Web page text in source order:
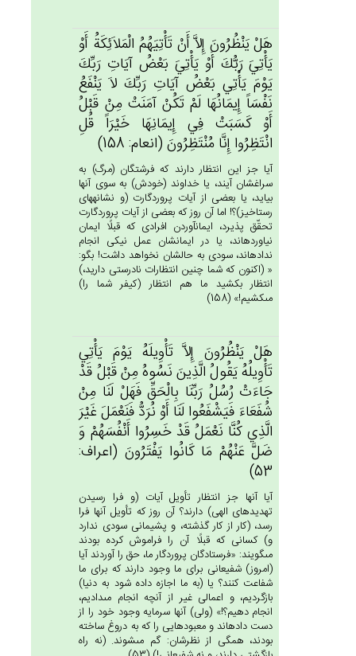
هَل‌ْ يَنْظُرُون‌َ إِلاَّ أَنْ‌ تَأْتِيَهُم‌ُ الْمَلاَئِكَة‌ُ أَوْ
يَأْتِي‌َ رَبُّك‌َ أَوْ يَأْتِي‌َ بَعْض‌ُ آيَات‌ِ رَبِّك‌َ
يَوْم‌َ يَأْتِي‌ بَعْض‌ُ آيَات‌ِ رَبِّك‌َ لاَ يَنْفَع‌ُ
نَفْسَاً إِيمَانُهَا لَم‌ْ تَكُن‌ْ آمَنَت‌ْ مِنْ‌ قَبْل‌ُ
أَوْ كَسَبَت‌ْ فِي‌ إِيمَانِهَا خَيْرَاً قُل‌ِ
انْتَظِرُوا إِنَّا مُنْتَظِرُون‌َ (انعام: 158)
آيا جز اين انتظار دارند كه فرشتگان (مرگ) به
سراغشان آيند، يا خداوند (خودش) به سوى آنها
بيايد، يا بعضى از آيات پروردگارت (و نشانه‏هاى
رستاخيز)؟! اما آن روز كه بعضى از آيات پروردگارت
تحقّق پذيرد، ايمان‏آوردن افرادى كه قبلًا ايمان
نياورده‏اند، يا در ايمانشان عمل نيكى انجام
نداده‏اند، سودى به حالشان نخواهد داشت! بگو:
« (اكنون كه شما چنين انتظارات نادرستى داريد،)
انتظار بكشيد ما هم انتظار (كيفر شما را)
مى‏كشيم!» (158)
هَل‌ْ يَنْظُرُون‌َ إِلاَّ تَأْوِيلَه‌ُ يَوْم‌َ يَأْتِي‌
تَأْوِيلُه‌ُ يَقُول‌ُ الَّذِين‌َ نَسُوه‌ُ مِنْ‌ قَبْل‌ُ قَدْ
جَاءَت‌ْ رُسُل‌ُ رَبِّنَا بِالْحَق‌ِّ فَهَلْ‌ لَنَا مِنْ‌
شُفَعَاءَ فَيَشْفَعُوا لَنَا أَوْ نُرَدُّ فَنَعْمَل‌َ غَيْرَ
الَّذِي‌ كُنَّا نَعْمَل‌ُ قَدْ خَسِرُوا أَنْفُسَهُم‌ْ وَ
ضَل‌َّ عَنْهُم‌ْ مَا كَانُوا يَفْتَرُون‌َ (اعراف:
53)
آيا آنها جز انتظار تأويل آيات (و فرا رسيدن
تهديدهاى الهى) دارند؟ آن روز كه تأويل آنها فرا
رسد، (كار از كار گذشته، و پشيمانى سودى ندارد
و) كسانى كه قبلًا آن را فراموش كرده بودند
مى‏گويند: «فرستادگان پروردگار ما، حق را آوردند آيا
(امروز) شفيعانى براى ما وجود دارند كه براى ما
شفاعت كنند؟ يا (به ما اجازه داده شود به دنيا)
بازگرديم، و اعمالى غير از آنچه انجام مى‏داديم،
انجام دهيم؟!» (ولى) آنها سرمايه وجود خود را از
دست داده‏اند و معبودهايى را كه به دروغ ساخته
بودند، همگى از نظرشان: گم مى‏شوند. (نه راه